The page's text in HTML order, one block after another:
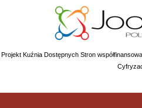
Projekt Kuźnia Dostępnych Stron